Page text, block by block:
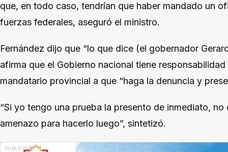
que, en todo caso, tendrían que haber mandado un
fuerzas federales, aseguró el ministro.
Fernández dijo que “lo que dice (el gobernador
afirma que el Gobierno nacional tiene
mandatario provincial a que “haga la denuncia y
“Si yo tengo una prueba la presento de inmediato,
amenazo para hacerlo luego”, sintetizó.